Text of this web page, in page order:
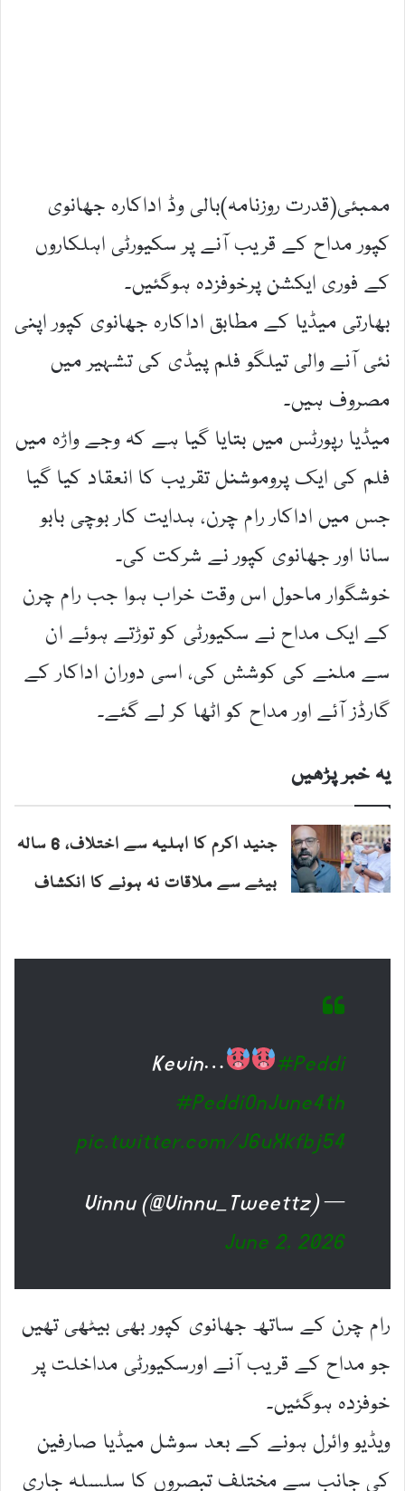
ممبئی(قدرت روزنامہ)بالی وڈ اداکارہ جھانوی
کپور مداح کے قریب آنے پر سکیورٹی اہلکاروں
کے فوری ایکشن پرخوفزدہ ہوگئیں۔
بھارتی میڈیا کے مطابق اداکارہ جھانوی کپور اپنی
نئی آنے والی تیلگو فلم پیڈی کی تشہیر میں
مصروف ہیں۔
میڈیا رپورٹس میں بتایا گیا ہے کہ وجے واڑہ میں
فلم کی ایک پروموشنل تقریب کا انعقاد کیا گیا
جس میں اداکار رام چرن، ہدایت کار بوچی بابو
سانا اور جھانوی کپور نے شرکت کی۔
خوشگوار ماحول اس وقت خراب ہوا جب رام چرن
کے ایک مداح نے سکیورٹی کو توڑتے ہوئے ان
سے ملنے کی کوشش کی، اسی دوران اداکار کے
گارڈز آئے اور مداح کو اٹھا کر لے گئے۔
یہ خبر پڑھیں
جنید اکرم کا اہلیہ سے اختلاف، 6 سالہ
بیٹے سے ملاقات نہ ہونے کا انکشاف
Kevin…
#Peddi
#PeddiOnJune4th
pic.twitter.com/J6uXkfbj54
— Vinnu (@Vinnu_Tweettz)
June 2, 2026
رام چرن کے ساتھ جھانوی کپور بھی بیٹھی تھیں
جو مداح کے قریب آنے اورسکیورٹی مداخلت پر
خوفزدہ ہوگئیں۔
ویڈیو وائرل ہونے کے بعد سوشل میڈیا صارفین
کی جانب سے مختلف تبصروں کا سلسلہ جاری